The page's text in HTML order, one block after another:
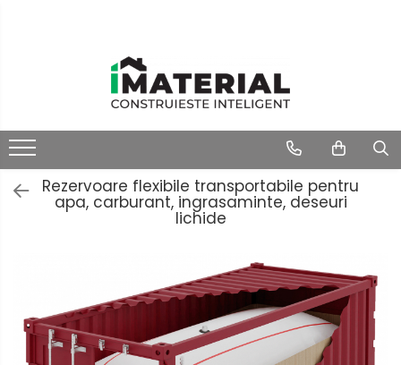
Rezervoare flexibile transportabile pentru
apa, carburant, ingrasaminte, deseuri
lichide